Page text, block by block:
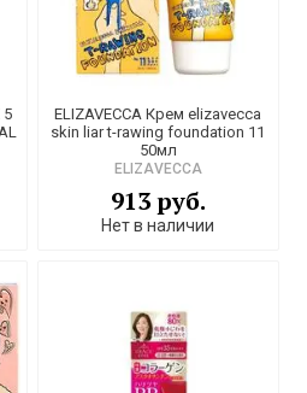
5
ELIZAVECCA Крем elizavecca
skin liar t-rawing foundation 11
50мл
ELIZAVECCA
913 руб.
Нет в наличии